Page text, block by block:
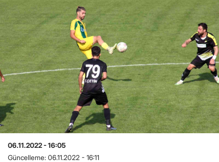
06.11.2022 - 16:05
Güncelleme: 06.11.2022 - 16:11